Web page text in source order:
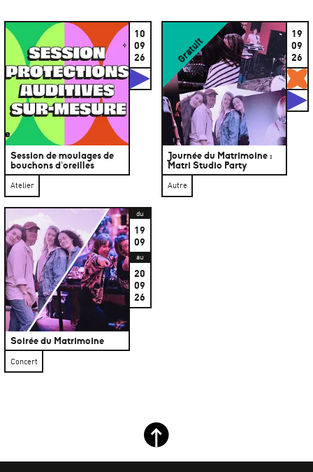
Session de moulages de
bouchons d’oreilles
10
09
26
Studios
Atelier
Gratuit
Journée du Matrimoine :
Matri Studio Party
19
09
26
Autre
Soirée du Matrimoine
du
19
09
au
20
09
26
Concert
Retour haut de page